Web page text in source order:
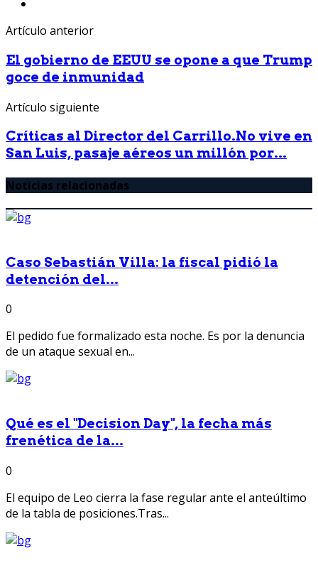
Artículo anterior
El gobierno de EEUU se opone a que Trump
goce de inmunidad
Artículo siguiente
Críticas al Director del Carrillo.No vive en
San Luis, pasaje aéreos un millón por...
Noticias relacionadas
Caso Sebastián Villa: la fiscal pidió la
detención del...
0
El pedido fue formalizado esta noche. Es por la denuncia
de un ataque sexual en...
Qué es el "Decision Day", la fecha más
frenética de la...
0
El equipo de Leo cierra la fase regular ante el anteúltimo
de la tabla de posiciones.Tras...